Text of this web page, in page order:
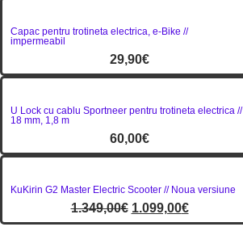
Capac pentru trotineta electrica, e-Bike //
impermeabil
29,90€
U Lock cu cablu Sportneer pentru trotineta electrica //
18 mm, 1,8 m
60,00€
KuKirin G2 Master Electric Scooter // Noua versiune
1.349,00€ 1.099,00€